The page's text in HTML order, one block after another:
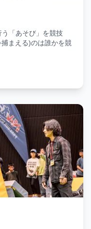
「あそび」を競技
まえる)のは誰かを競